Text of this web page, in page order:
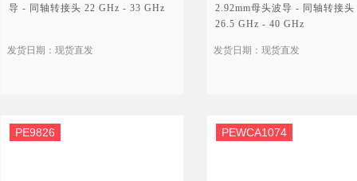
导 - 同轴转接头 22 GHz - 33 GHz
发货日期：现货直发
2.92mm母头波导 - 同轴转接头
26.5 GHz - 40 GHz
发货日期：现货直发
PE9826 PEWCA1074